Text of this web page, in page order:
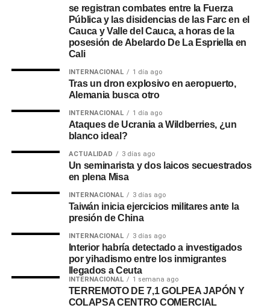
se registran combates entre la Fuerza
Pública y las disidencias de las Farc en el
Cauca y Valle del Cauca, a horas de la
posesión de Abelardo De La Espriella en
Cali
INTERNACIONAL 1 día ago
Tras un dron explosivo en aeropuerto,
Alemania busca otro
INTERNACIONAL 1 día ago
Ataques de Ucrania a Wildberries, ¿un
blanco ideal?
ACTUALIDAD 3 días ago
Un seminarista y dos laicos secuestrados
en plena Misa
INTERNACIONAL 3 días ago
Taiwán inicia ejercicios militares ante la
presión de China
INTERNACIONAL 3 días ago
Interior habría detectado a investigados
por yihadismo entre los inmigrantes
llegados a Ceuta
INTERNACIONAL 1 semana ago
TERREMOTO DE 7,1 GOLPEA JAPÓN Y
COLAPSA CENTRO COMERCIAL